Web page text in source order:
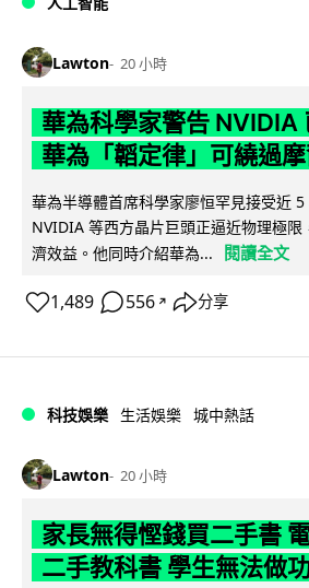
Lawton 20 小時
華為科學家警告 NVIDIA
華為「韜定律」可繞過
華為半導體首席科學家廖恒罕見接受近
NVIDIA 等西方晶片巨頭正逼近物理極
濟效益。他同時介紹華為...
閱讀全文
1,489 556 ↗ 分享
科技娛樂 生活娛樂 城中熱話
Lawton 20 小時
家長無得慳錢買二手書
二手教科書 學生無法做